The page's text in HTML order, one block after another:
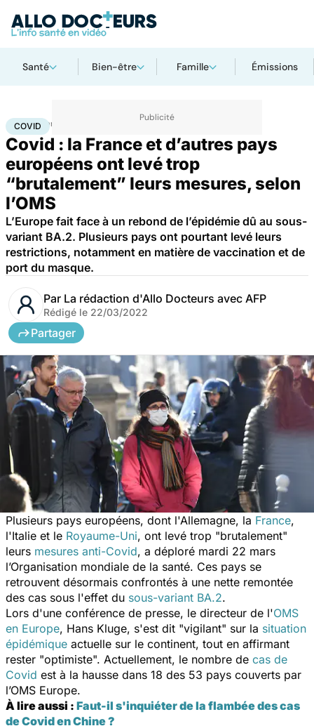
Santé Bien-être Famille Émissions
Accueil Santé Maladies infectieuses
COVID
Covid : la France et d’autres pays
européens ont levé trop
“brutalement” leurs mesures, selon
l’OMS
L’Europe fait face à un rebond de l’épidémie dû au sous-
variant BA.2. Plusieurs pays ont pourtant levé leurs
restrictions, notamment en matière de vaccination et de
port du masque.
Par La rédaction d'Allo Docteurs avec AFP
Rédigé le 22/03/2022
Partager
Plusieurs pays européens, dont l'Allemagne, la France,
l'Italie et le Royaume-Uni, ont levé trop "brutalement"
leurs mesures anti-Covid, a déploré mardi 22 mars
l’Organisation mondiale de la santé. Ces pays se
retrouvent désormais confrontés à une nette remontée
des cas sous l'effet du sous-variant BA.2.
Lors d'une conférence de presse, le directeur de l'OMS
en Europe, Hans Kluge, s'est dit "vigilant" sur la situation
épidémique actuelle sur le continent, tout en affirmant
rester "optimiste". Actuellement, le nombre de cas de
Covid est à la hausse dans 18 des 53 pays couverts par
l’OMS Europe.
À lire aussi : Faut-il s'inquiéter de la flambée des cas
de Covid en Chine ?